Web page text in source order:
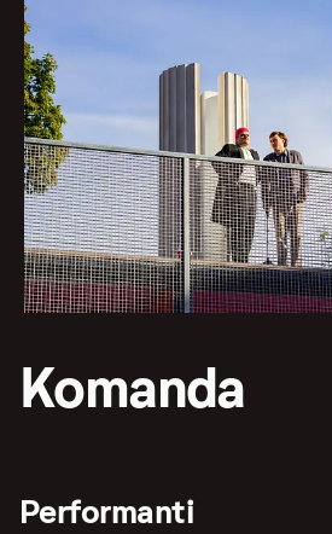
Komanda
Performanti